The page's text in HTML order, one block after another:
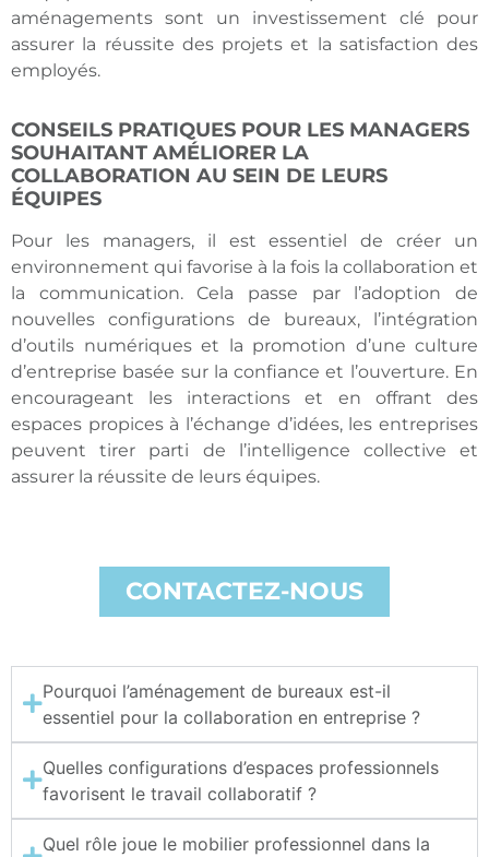
aménagements sont un investissement clé pour
assurer la réussite des projets et la satisfaction des
employés.
CONSEILS PRATIQUES POUR LES MANAGERS
SOUHAITANT AMÉLIORER LA
COLLABORATION AU SEIN DE LEURS
ÉQUIPES
Pour les managers, il est essentiel de créer un
environnement qui favorise à la fois la collaboration et
la communication. Cela passe par l’adoption de
nouvelles configurations de bureaux, l’intégration
d’outils numériques et la promotion d’une culture
d’entreprise basée sur la confiance et l’ouverture. En
encourageant les interactions et en offrant des
espaces propices à l’échange d’idées, les entreprises
peuvent tirer parti de l’intelligence collective et
assurer la réussite de leurs équipes.
CONTACTEZ-NOUS
Pourquoi l’aménagement de bureaux est-il
essentiel pour la collaboration en entreprise ?
Quelles configurations d’espaces professionnels
favorisent le travail collaboratif ?
Quel rôle joue le mobilier professionnel dans la